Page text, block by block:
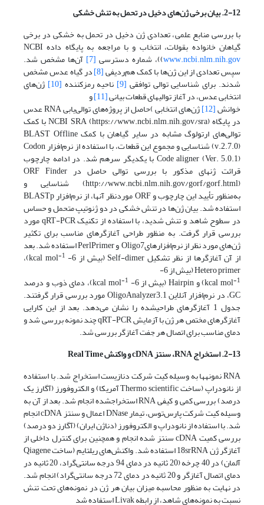
2-12. بیان برخی ژن‌های دخیل در تحمل به تنش خشکی
با بررسی منابع علمی، تعدادی ژن دخیل در تحمل به خشکی در برخی
گیاهان خانواده بقولات، انتخاب و با مراجعه به پایگاه داده NCBI
www.ncbi.nlm.nih.gov))، شماره دسترسی [7] آن‌ها مشخص شد.
سپس تعدادی از این ژن‌ها با کمک هم‌ردیفی[8] در گیاه عدس مشخص
شدند. برای شناسایی توالی توافقی [9] ناحیه رمزکننده [10] ژن‌های
انتخابی عدس، در آغاز توالی­های قطعات بیانی[11] و
خوانش[12] ژن‌های انتخابی )حاصل از پروژه‌های توالی‌یابی RNA عدس
در پایگاه NCBI SRA (https://www.ncbi.nlm.nih.gov/sra) با کمک
توالی‌های ارتولوگ مشابه در سایر گیاهان با کمک BLAST Offline
(v.2.7.0) شناسایی و مجموع این قطعات، با استفاده از نرم‌افزار Codon
Code aligner (Ver. 5.0.1) با یکدیگر سرهم شد. در ادامه چارچوب
قرائت ژن­های مذکور با بررسی توالی حاصل در ORF Finder
(http://www.ncbi.nlm.nih.gov/gorf/gorf.html) شناسایی و
به‌منظور تأیید این چارچوب و ORF موردنظر آن­ها، از نرم‌افزار BLASTp
استفاده شد. بیان ژن‌ها در تنش خشکی در دو ژنوتیپ متحمل و حساس
در سطوح شاهد و تنش شدید، با استفاده از تکنیک qRT-PCR مورد
بررسی قرار گرفت. به منظور طراحی آغازگر‌های مناسب برای تکثیر
ژن‌های مورد نظر از نرم‌افزارهایOligo7 و PerlPrimer استفاده شد. بعد
از آن آغازگرها از نظر تشکیل Self-dimer (بیش از 6- kcal mol -1 )،
Hetero primer (بیش از 6-
kcal mol-1 ) و Hairpin (بیش از 6- kcal mol -1 )، دمای ذوب و درصد
GC، در نرم‌افزار آنلاین OligoAnalyzer3.1 مورد بررسی قرار گرفتند.
جدول 1 آغازگرهای طراحی­شده را نشان می‌دهد. بعد از این کارایی
آغازگرهای مختص هر ژن با آزمایش qRT-PCR چند نمونه بررسی شد و
دمای مناسب برای اتصال هر جفت آغازگر بررسی شد.
2-13. استخراج
RNA، سنتزcDNAو واکنشReal Time
RNA نمونه­ها به وسیله کیت شرکت دنازیست استخراج شد. با استفاده
از نانودراپ (ساخت Thermo scientific آمریکا) و الکتروفورز (آگارز یک
درصد) بررسی کمی و کیفی RNA استخراج­شده انجام شد. بعد از آن به
وسیله کیت شرکت پارس‌توس، تیمار DNase اعمال و سنتز cDNA انجام
شد. با استفاده از نانودراپ و الکتروفورز (دناژن ایران) (آگارز دو درصد)
بررسی کمیت cDNA سنتز شده انجام و همچنین برای کنترل داخلی از
آغازگر ژن 18srRNA استفاده شد. واکنش‌های ریل­تایم (ساخت Qiagene
آلمان) در 40 چرخه (20 ثانیه در دمای 94 درجه سانتی‌گراد، 20 ثانیه در
دمای اتصال آغازگر و 20 ثانیه در دمای 72 درجه سانتی‌گراد) انجام شد.
در نهایت به منظور محاسبه میزان بیان هر ژن در نمونه‌های تحت تنش
نسبت به نمونه‌های شاهد، از رابطه Livak استفاده شد